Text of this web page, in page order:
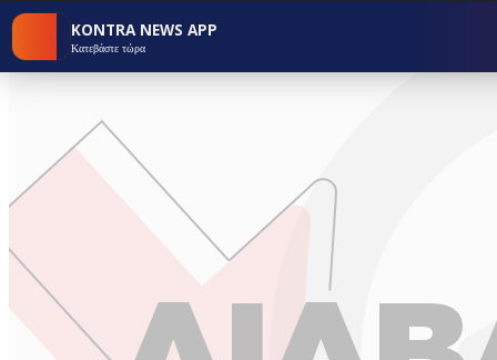
KONTRA NEWS APP
Κατεβάστε τώρα